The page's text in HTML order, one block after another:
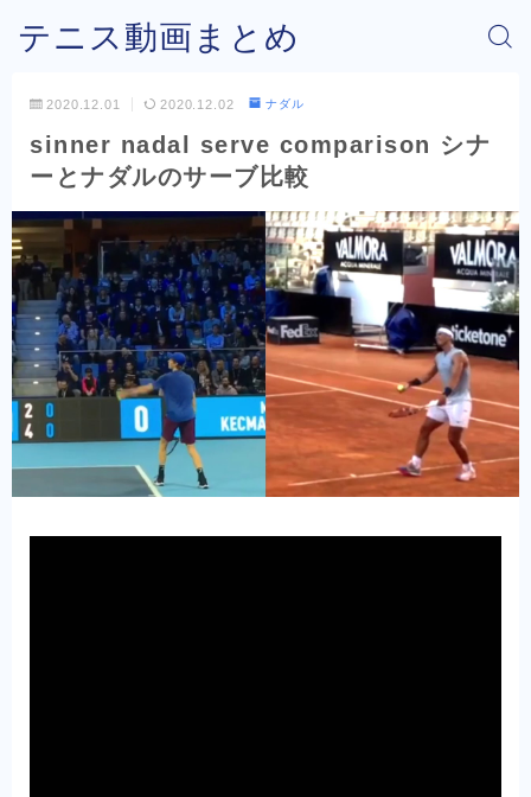
テニス動画まとめ
2020.12.01 2020.12.02 ナダル
sinner nadal serve comparison シナ
ーとナダルのサーブ比較